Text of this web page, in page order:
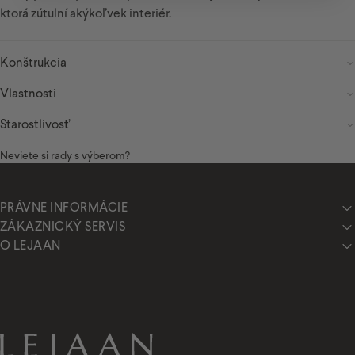
ktorá zútulní akýkoľvek interiér.
Konštrukcia
Vlastnosti
Starostlivosť
Neviete si rady s výberom?
PRÁVNE INFORMÁCIE
ZÁKAZNICKÝ SERVIS
O LEJAAN
Lejaan.sk